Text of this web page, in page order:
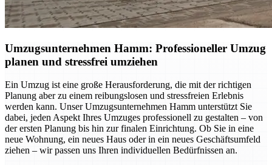
Umzugsunternehmen Hamm: Professioneller Umzug
planen und stressfrei umziehen
Ein Umzug ist eine große Herausforderung, die mit der richtigen
Planung aber zu einem reibungslosen und stressfreien Erlebnis
werden kann. Unser Umzugsunternehmen Hamm unterstützt Sie
dabei, jeden Aspekt Ihres Umzuges professionell zu gestalten – von
der ersten Planung bis hin zur finalen Einrichtung. Ob Sie in eine
neue Wohnung, ein neues Haus oder in ein neues Geschäftsumfeld
ziehen – wir passen uns Ihren individuellen Bedürfnissen an.